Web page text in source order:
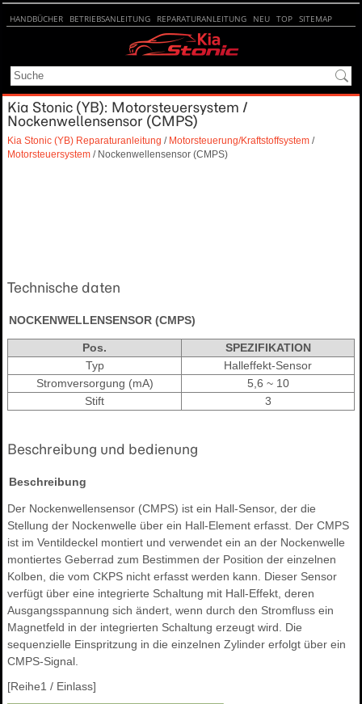
HANDBÜCHER BETRIEBSANLEITUNG REPARATURANLEITUNG NEU TOP SITEMAP
Kia Stonic (YB): Motorsteuersystem /
Nockenwellensensor (CMPS)
Kia Stonic (YB) Reparaturanleitung / Motorsteuerung/Kraftstoffsystem /
Motorsteuersystem / Nockenwellensensor (CMPS)
Technische daten
NOCKENWELLENSENSOR (CMPS)
Pos.
SPEZIFIKATION
Typ
Halleffekt-Sensor
Stromversorgung (mA)
5,6 ~ 10
Stift
3
Beschreibung und bedienung
Beschreibung
Der Nockenwellensensor (CMPS) ist ein Hall-Sensor, der die
Stellung der Nockenwelle über ein Hall-Element erfasst. Der CMPS
ist im Ventildeckel montiert und verwendet ein an der Nockenwelle
montiertes Geberrad zum Bestimmen der Position der einzelnen
Kolben, die vom CKPS nicht erfasst werden kann. Dieser Sensor
verfügt über eine integrierte Schaltung mit Hall-Effekt, deren
Ausgangsspannung sich ändert, wenn durch den Stromfluss ein
Magnetfeld in der integrierten Schaltung erzeugt wird. Die
sequenzielle Einspritzung in die einzelnen Zylinder erfolgt über ein
CMPS-Signal.
[Reihe1 / Einlass]